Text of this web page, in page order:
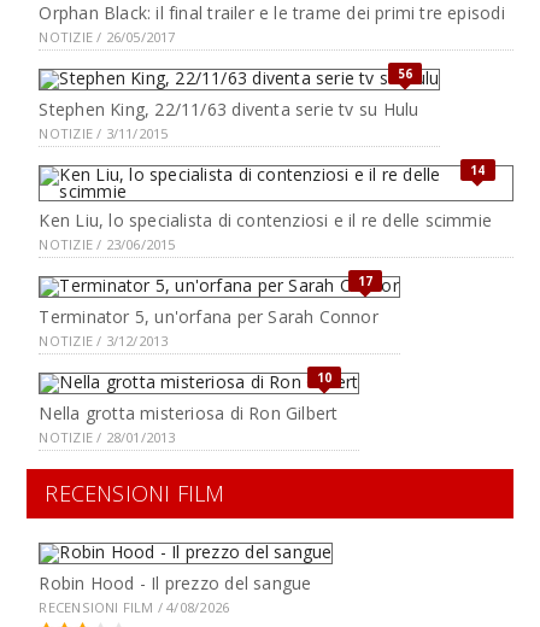
Orphan Black: il final trailer e le trame dei primi tre episodi
NOTIZIE / 26/05/2017
56
Stephen King, 22/11/63 diventa serie tv su Hulu
NOTIZIE / 3/11/2015
14
Ken Liu, lo specialista di contenziosi e il re delle scimmie
NOTIZIE / 23/06/2015
17
Terminator 5, un'orfana per Sarah Connor
NOTIZIE / 3/12/2013
10
Nella grotta misteriosa di Ron Gilbert
NOTIZIE / 28/01/2013
RECENSIONI FILM
Robin Hood - Il prezzo del sangue
RECENSIONI FILM / 4/08/2026